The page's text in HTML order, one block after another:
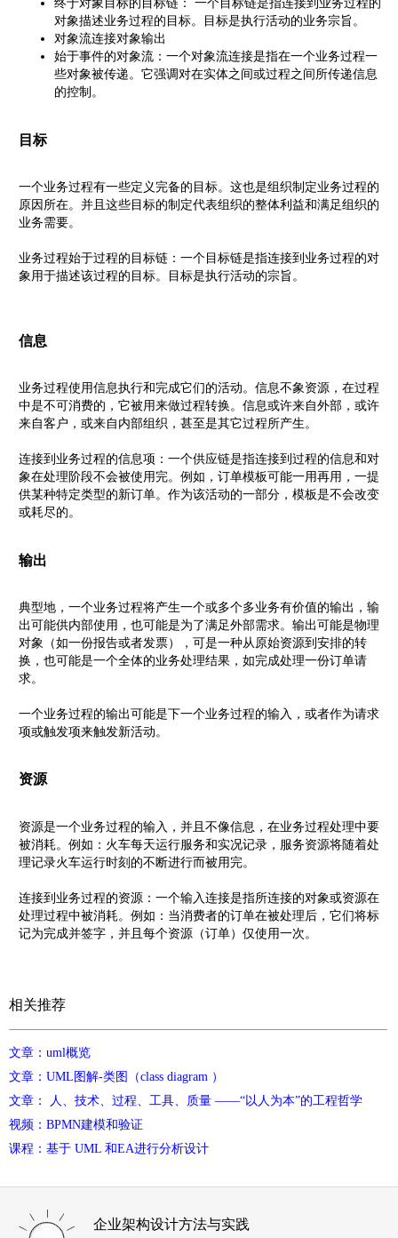
终于对象目标的目标链： 一个目标链是指连接到业务过程的
对象描述业务过程的目标。目标是执行活动的业务宗旨。
对象流连接对象输出
始于事件的对象流：一个对象流连接是指在一个业务过程一
些对象被传递。它强调对在实体之间或过程之间所传递信息
的控制。
目标
一个业务过程有一些定义完备的目标。这也是组织制定业务过程的
原因所在。并且这些目标的制定代表组织的整体利益和满足组织的
业务需要。
业务过程始于过程的目标链：一个目标链是指连接到业务过程的对
象用于描述该过程的目标。目标是执行活动的宗旨。
信息
业务过程使用信息执行和完成它们的活动。信息不象资源，在过程
中是不可消费的，它被用来做过程转换。信息或许来自外部，或许
来自客户，或来自内部组织，甚至是其它过程所产生。
连接到业务过程的信息项：一个供应链是指连接到过程的信息和对
象在处理阶段不会被使用完。例如，订单模板可能一用再用，一提
供某种特定类型的新订单。作为该活动的一部分，模板是不会改变
或耗尽的。
输出
典型地，一个业务过程将产生一个或多个多业务有价值的输出，输
出可能供内部使用，也可能是为了满足外部需求。输出可能是物理
对象（如一份报告或者发票），可是一种从原始资源到安排的转
换，也可能是一个全体的业务处理结果，如完成处理一份订单请
求。
一个业务过程的输出可能是下一个业务过程的输入，或者作为请求
项或触发项来触发新活动。
资源
资源是一个业务过程的输入，并且不像信息，在业务过程处理中要
被消耗。例如：火车每天运行服务和实况记录，服务资源将随着处
理记录火车运行时刻的不断进行而被用完。
连接到业务过程的资源：一个输入连接是指所连接的对象或资源在
处理过程中被消耗。例如：当消费者的订单在被处理后，它们将标
记为完成并签字，并且每个资源（订单）仅使用一次。
相关推荐
文章：uml概览
文章：UML图解-类图（class diagram ）
文章： 人、技术、过程、工具、质量 ——“以人为本”的工程哲学
视频：BPMN建模和验证
课程：基于 UML 和EA进行分析设计